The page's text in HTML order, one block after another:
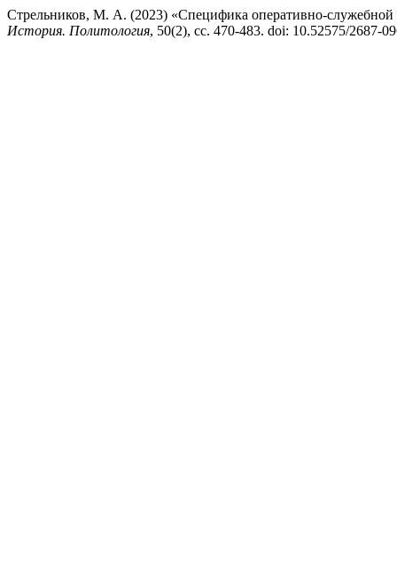
Стрельников, М. А. (2023) «Специфика оперативно-
История. Политология, 50(2), сс. 470-483. doi: 10.52575/2687-